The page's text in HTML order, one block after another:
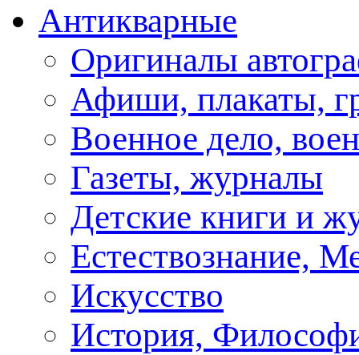
Антикварные
Оригиналы
Афиши, плакаты,
Военное дело,
Газеты, журналы
Детские книги и
Естествознание,
Искусство
История,